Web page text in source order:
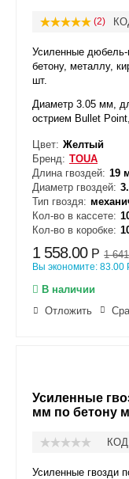
(2)
Усиленные дюбель-
бетону, металлу,
шт.
Диаметр 3.05 мм,
острием Bullet
Цвет: Желтый
Бренд: TOUA
Длина гвоздей: 19
Диаметр гвоздей:
Тип гвоздя:
Кол-во в кассете:
Кол-во в коробке:
1 558.00 Р 1
Вы экономите: 83.00
В наличии
Отложить
Усиленные
мм по бетону
Усиленные гвозди